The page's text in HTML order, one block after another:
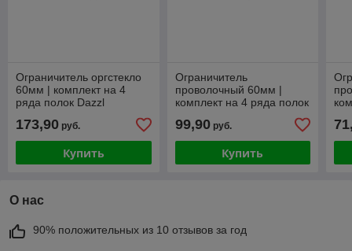
Ограничитель оргстекло
60мм | комплект на 4
ряда полок Dazzl
173,90 руб.
Купить
Ограничитель
проволочный 60мм |
комплект на 4 ряда полок
99,90руб.
Купить
О нас
90% положительных из 10 отзывов за год